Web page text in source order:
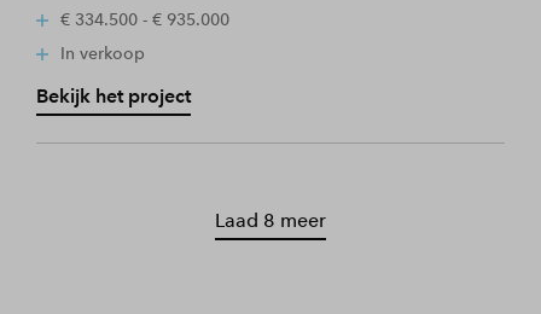
€ 334.500 - € 935.000
In verkoop
Bekijk het project
Laad 8 meer